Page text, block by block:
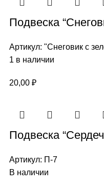
Подвеска
Артикул: "Снеговик с
1 в наличии
20,00 ₽
Подвеска
Артикул: П-7
В наличии